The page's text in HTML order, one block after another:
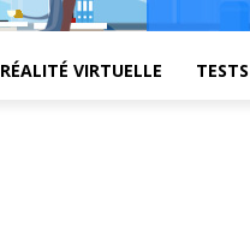
RÉALITÉ VIRTUELLE TESTS